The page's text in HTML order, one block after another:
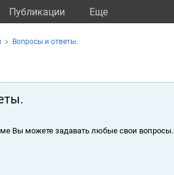
Публикации Eще
Вопросы и ответы.
Вы можете задавать любые свои вопросы.